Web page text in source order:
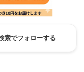
索でフォローする